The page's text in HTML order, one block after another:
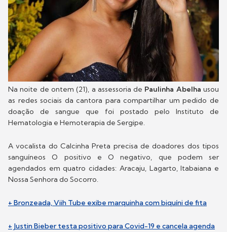
Na noite de ontem (21), a assessoria de Paulinha Abelha usou
as redes sociais da cantora para compartilhar um pedido de
doação de sangue que foi postado pelo Instituto de
Hematologia e Hemoterapia de Sergipe.
A vocalista do Calcinha Preta precisa de doadores dos tipos
sanguíneos O positivo e O negativo, que podem ser
agendados em quatro cidades: Aracaju, Lagarto, Itabaiana e
Nossa Senhora do Socorro.
+ Bronzeada, Viih Tube exibe marquinha com biquíni de fita
+ Justin Bieber testa positivo para Covid-19 e cancela agenda